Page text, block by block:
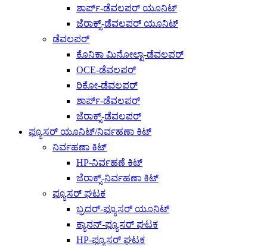
ಶಾರ್ಪ್-ಡೆವಲಪರ್ ಯೂನಿಟ್
ಜೆರಾಕ್ಸ್-ಡೆವಲಪರ್ ಯೂನಿಟ್
ಡೆವಲಪರ್
ಕೊನಿಕಾ ಮಿನೋಲ್ಟಾ-ಡೆವಲಪರ್
OCE-ಡೆವಲಪರ್
ರಿಕೋ-ಡೆವಲಪರ್
ಶಾರ್ಪ್-ಡೆವಲಪರ್
ಜೆರಾಕ್ಸ್-ಡೆವಲಪರ್
ಫ್ಯೂಸರ್ ಯೂನಿಟ್/ನಿರ್ವಹಣಾ ಕಿಟ್
ನಿರ್ವಹಣಾ ಕಿಟ್
HP-ನಿರ್ವಹಣೆ ಕಿಟ್
ಜೆರಾಕ್ಸ್-ನಿರ್ವಹಣಾ ಕಿಟ್
ಫ್ಯೂಸರ್ ಘಟಕ
ಬ್ರದರ್-ಫ್ಯೂಸರ್ ಯೂನಿಟ್
ಕ್ಯಾನನ್-ಫ್ಯೂಸರ್ ಘಟಕ
HP-ಫ್ಯೂಸರ್ ಘಟಕ